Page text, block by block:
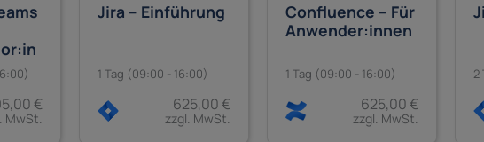
€
MwSt.
Jira – Einführung
1 Tag (09:00 - 16:00)
625,00 €
zzgl. MwSt.
Confluence – Für
Anwender:innen
1 Tag (09:00 - 16:00)
625,00 €
zzgl. MwSt.
2